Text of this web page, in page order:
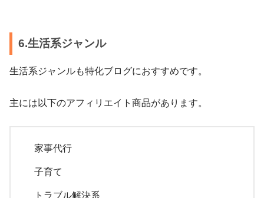
6.生活系ジャンル
生活系ジャンルも特化ブログにおすすめです。
主には以下のアフィリエイト商品があります。
家事代行
子育て
トラブル解決系